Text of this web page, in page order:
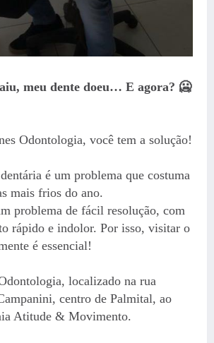
meu dente doeu… E agora? 🥶
Odontologia, você tem a solução!
é um problema que costuma
mais frios do ano.
problema de fácil resolução, com
rápido e indolor. Por isso, visitar o
é essencial!
localizado na rua
centro de Palmital, ao
Atitude & Movimento.